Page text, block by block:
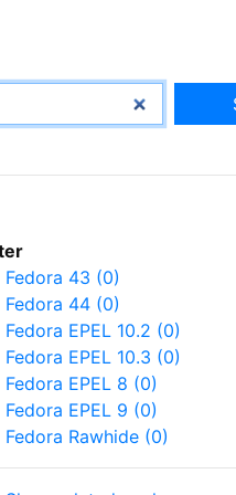
Fedora 43 (0)
Fedora 44 (0)
Fedora EPEL 10.2 (0)
Fedora EPEL 10.3 (0)
Fedora EPEL 8 (0)
Fedora EPEL 9 (0)
Fedora Rawhide (0)